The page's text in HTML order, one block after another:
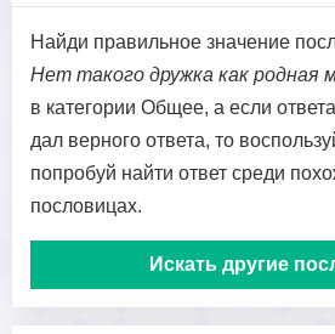
Найди правильное значение
Нет такого дружка как родная
в категории Общее, а если
дал верного ответа, то
попробуй найти ответ среди
пословицах.
Искать другие